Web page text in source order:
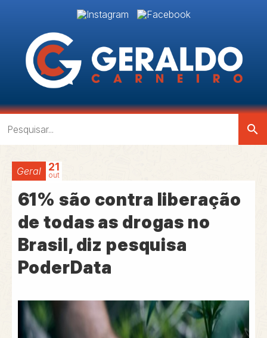
search
Geral 21
out
61% são contra liberação
de todas as drogas no
Brasil, diz pesquisa
PoderData